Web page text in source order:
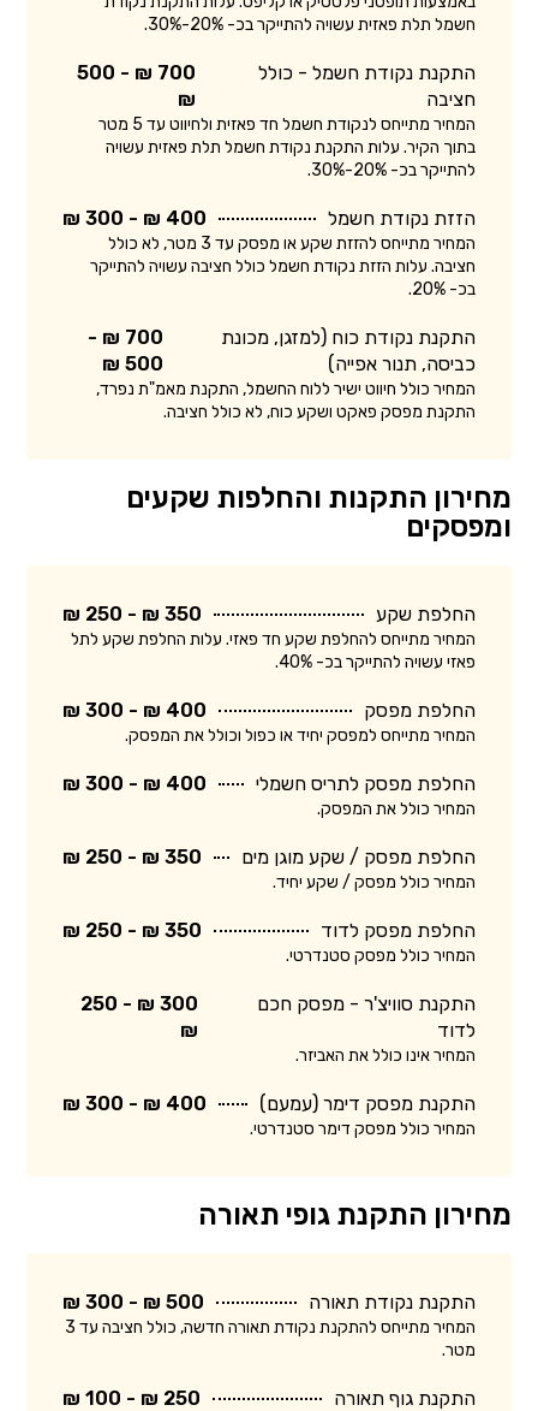
חשמל תלת פאזית עשויה להתייקר בכ- 20%-30%.
התקנת נקודת חשמל - כולל
חציבה
700 ₪ - 500
₪
המחיר מתייחס לנקודת חשמל חד פאזית ולחיווט עד 5 מטר
בתוך הקיר. עלות התקנת נקודת חשמל תלת פאזית עשויה
להתייקר בכ- 20%-30%.
הזזת נקודת חשמל 400 ₪ - 300 ₪
המחיר מתייחס להזזת שקע או מפסק עד 3 מטר, לא כולל
חציבה. עלות הזזת נקודת חשמל כולל חציבה עשויה להתייקר
בכ- 20%.
התקנת נקודת כוח (למזגן, מכונת
כביסה, תנור אפייה)
700 ₪ -
500 ₪
המחיר כולל חיווט ישיר ללוח החשמל, התקנת מאמ"ת נפרד,
התקנת מפסק פאקט ושקע כוח, לא כולל חציבה.
מחירון התקנות והחלפות שקעים
ומפסקים
החלפת שקע 350 ₪ - 250 ₪
המחיר מתייחס להחלפת שקע חד פאזי. עלות החלפת שקע לתל
פאזי עשויה להתייקר בכ- 40%.
החלפת מפסק 400 ₪ - 300 ₪
המחיר מתייחס למפסק יחיד או כפול וכולל את המפסק.
החלפת מפסק לתריס חשמלי 400 ₪ - 300 ₪
המחיר כולל את המפסק.
החלפת מפסק / שקע מוגן מים 350 ₪ - 250 ₪
המחיר כולל מפסק / שקע יחיד.
החלפת מפסק לדוד 350 ₪ - 250 ₪
המחיר כולל מפסק סטנדרטי.
התקנת סוויצ'ר - מפסק חכם
לדוד
300 ₪ - 250
₪
המחיר אינו כולל את האביזר.
התקנת מפסק דימר (עמעם) 400 ₪ - 300 ₪
המחיר כולל מפסק דימר סטנדרטי.
מחירון התקנת גופי תאורה
התקנת נקודת תאורה 500 ₪ - 300 ₪
המחיר מתייחס להתקנת נקודת תאורה חדשה, כולל חציבה עד 3
מטר.
התקנת גוף תאורה 250 ₪ - 100 ₪